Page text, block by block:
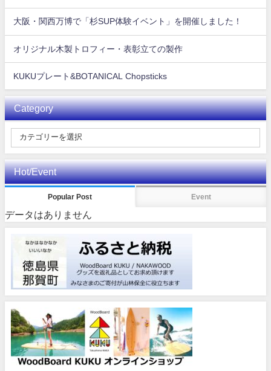
大阪・関西万博で「杉SUP体験イベント」を開催しました！
オリジナル木製トロフィー・表彰立ての製作
KUKUプレート&BOTANICAL Chopsticks
Category
Hot/Event
Popular Post Event
データはありません